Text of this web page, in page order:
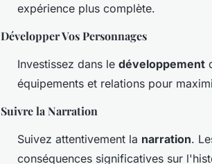
expérience plus complète.
Développer Vos Personnages
Investissez dans le développement
équipements et relations pour
Suivre la Narration
Suivez attentivement la narration.
conséquences significatives sur